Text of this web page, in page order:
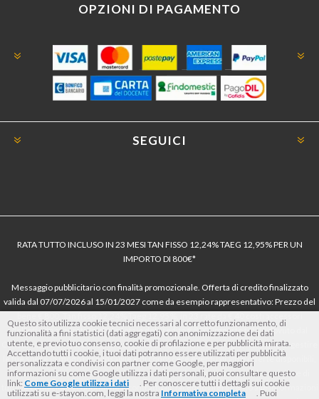
OPZIONI DI PAGAMENTO
SEGUICI
RATA TUTTO INCLUSO IN 23 MESI TAN FISSO 12,24% TAEG 12,95% PER UN
IMPORTO DI 800€*
Messaggio pubblicitario con finalità promozionale. Offerta di credito finalizzato
valida dal 07/07/2026 al 15/01/2027 come da esempio rappresentativo: Prezzo del
dell’offerta azzerati. Importo totale del credito € 800. Importo totale dovuto dal
Consumatore € 920. Decorrenza media della prima rata a 90 giorni. Al fine di gestire
le tue spese in modo responsabile e di conoscere eventuali altre offerte disponibili,
Findomestic ti ricorda, prima di sottoscrivere il contratto, di prendere visione di
tutte le condizioni economiche e contrattuali, facendo riferimento alle Informazioni
Questo sito utilizza cookie tecnici necessari al corretto funzionamento, di
funzionalità a fini statistici (dati aggregati) con anonimizzazione dei dati
utente, e previo tuo consenso, cookie di profilazione e per pubblicità mirata.
Accettando tutti i cookie, i tuoi dati potranno essere utilizzati per pubblicità
personalizzata e condivisi con partner come Google, per maggiori
informazioni su come Google utilizza i dati personali, puoi consultare questo
link: Come Google utilizza i dati
. Per conoscere tutti i dettagli sui cookie
utilizzati su e-stayon.com, leggi la nostra Informativa completa
. Puoi